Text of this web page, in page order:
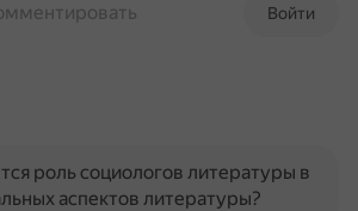
Войти
роль социологов литературы в
аспектов литературы?